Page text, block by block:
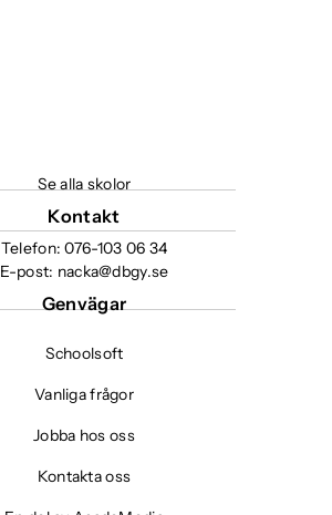
Se alla skolor
Kontakt
Telefon:076-103 06 34
E-post: nacka@dbgy.se
Genvägar
Schoolsoft
Vanliga frågor
Jobba hos oss
Kontakta oss